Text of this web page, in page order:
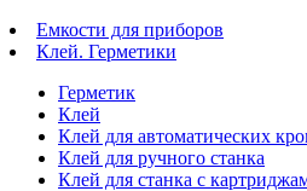
Емкости для приборов
Клей. Герметики
Герметик
Клей
Клей для автоматических
Клей для ручного станка
Клей для станка с